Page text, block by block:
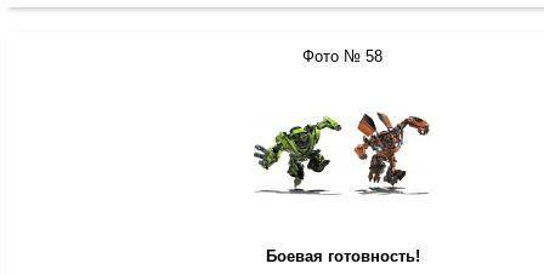
Фото № 58
Боевая готовность!